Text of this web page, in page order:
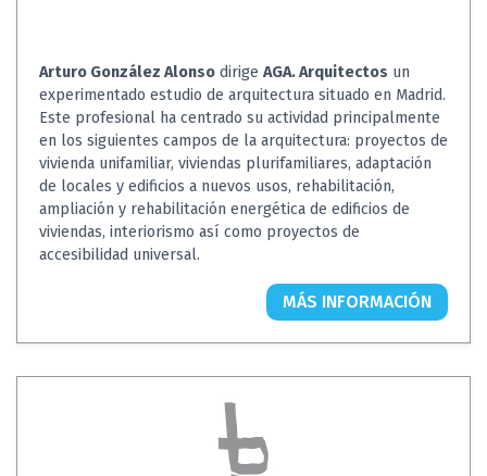
Arturo González Alonso dirige AGA. Arquitectos un
experimentado estudio de arquitectura situado en Madrid.
Este profesional ha centrado su actividad principalmente
en los siguientes campos de la arquitectura: proyectos de
vivienda unifamiliar, viviendas plurifamiliares, adaptación
de locales y edificios a nuevos usos, rehabilitación,
ampliación y rehabilitación energética de edificios de
viviendas, interiorismo así como proyectos de
accesibilidad universal.
MÁS INFORMACIÓN